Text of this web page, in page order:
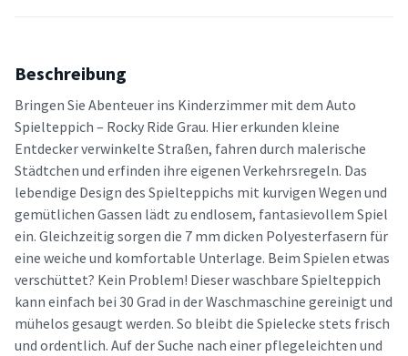
Beschreibung
Bringen Sie Abenteuer ins Kinderzimmer mit dem Auto
Spielteppich – Rocky Ride Grau. Hier erkunden kleine
Entdecker verwinkelte Straßen, fahren durch malerische
Städtchen und erfinden ihre eigenen Verkehrsregeln. Das
lebendige Design des Spielteppichs mit kurvigen Wegen und
gemütlichen Gassen lädt zu endlosem, fantasievollem Spiel
ein. Gleichzeitig sorgen die 7 mm dicken Polyesterfasern für
eine weiche und komfortable Unterlage. Beim Spielen etwas
verschüttet? Kein Problem! Dieser waschbare Spielteppich
kann einfach bei 30 Grad in der Waschmaschine gereinigt und
mühelos gesaugt werden. So bleibt die Spielecke stets frisch
und ordentlich. Auf der Suche nach einer pflegeleichten und